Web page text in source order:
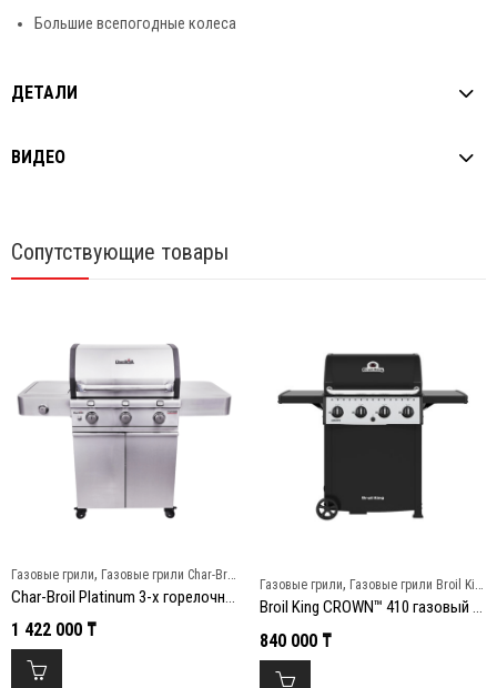
Большие всепогодные колеса
ДЕТАЛИ
ВИДЕО
Сопутствующие товары
Газовые грили, Газовые грили Char-Broil
Char-Broil Platinum 3-х горелочный, газовый гриль, нержавеющая сталь
1 422 000 ₸
Газовые грили, Газовые грили Broil King
Broil King CROWN™ 410 газовый гриль
840 000 ₸